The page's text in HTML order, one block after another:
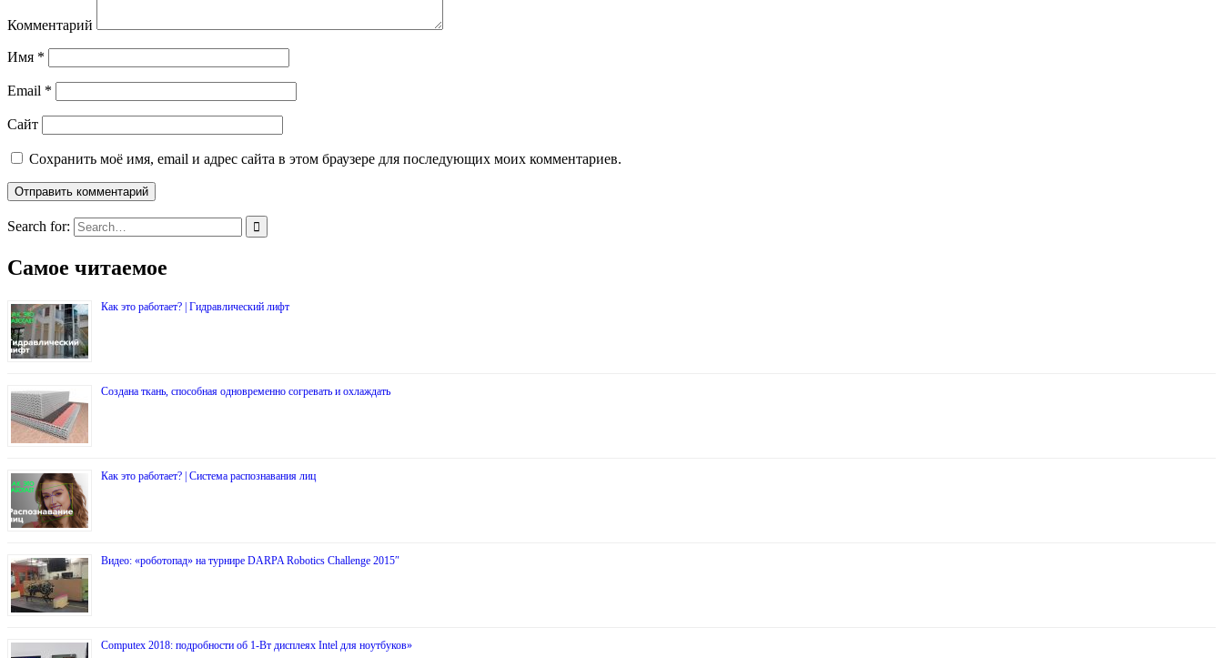
Комментарий
Имя *
Email *
Сайт
Сохранить моё имя, email и адрес сайта в этом браузере для последующих моих комментариев.
Search for:
Самое читаемое
Как это работает? | Гидравлический лифт
Создана ткань, способная одновременно согревать и охлаждать
Как это работает? | Система распознавания лиц
Видео: «роботопад» на турнире DARPA Robotics Challenge 2015″
Computex 2018: подробности об 1-Вт дисплеях Intel для ноутбуков»